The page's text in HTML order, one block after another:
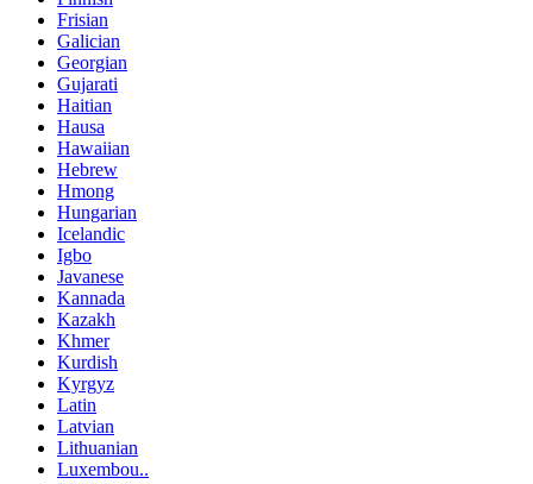
Frisian
Galician
Georgian
Gujarati
Haitian
Hausa
Hawaiian
Hebrew
Hmong
Hungarian
Icelandic
Igbo
Javanese
Kannada
Kazakh
Khmer
Kurdish
Kyrgyz
Latin
Latvian
Lithuanian
Luxembou..